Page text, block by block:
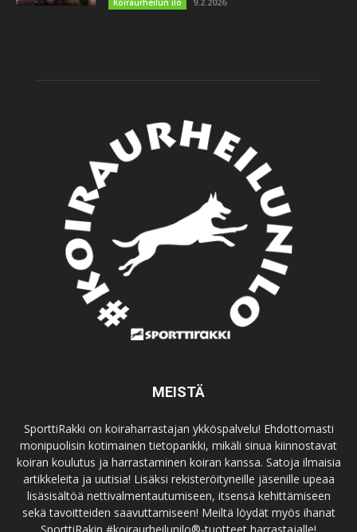
Koiraurheilun ilo
MEISTÄ
SporttiRakki on koiraharrastajan ykköspalvelu! Ehdottomasti
monipuolisin kotimainen tietopankki, mikäli sinua kiinnostavat
koiran koulutus ja harrastaminen koiran kanssa. Satoja ilmaisia
artikkeleita ja uutisia! Lisäksi rekisteröityneille jäsenille upeaa
lisäsisältöä nettivalmentautumiseen, itsensä kehittämiseen
sekä tavoitteiden saavuttamiseen! Meiltä löydät myös ihanat
SporttiRakin #koiraurheilunilo®-tuotteet harrastajalle!